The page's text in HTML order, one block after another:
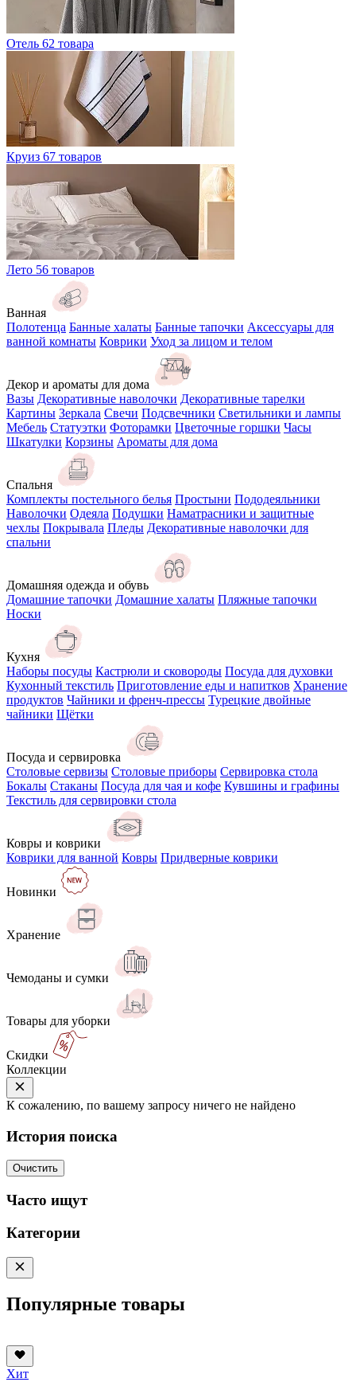
Отель 62 товара
Круиз 67 товаров
Лето 56 товаров
Ванная
Полотенца Банные халаты Банные тапочки Аксессуары для
ванной комнаты Коврики Уход за лицом и телом
Декор и ароматы для дома
Вазы Декоративные наволочки Декоративные тарелки
Картины Зеркала Свечи Подсвечники Светильники и лампы
Мебель Статуэтки Фоторамки Цветочные горшки Часы
Шкатулки Корзины Ароматы для дома
Спальня
Комплекты постельного белья Простыни Пододеяльники
Наволочки Одеяла Подушки Наматрасники и защитные
чехлы Покрывала Пледы Декоративные наволочки для
спальни
Домашняя одежда и обувь
Домашние тапочки Домашние халаты Пляжные тапочки
Носки
Кухня
Наборы посуды Кастрюли и сковороды Посуда для духовки
Кухонный текстиль Приготовление еды и напитков Хранение
продуктов Чайники и френч-прессы Турецкие двойные
чайники Щётки
Посуда и сервировка
Столовые сервизы Столовые приборы Сервировка стола
Бокалы Стаканы Посуда для чая и кофе Кувшины и графины
Текстиль для сервировки стола
Ковры и коврики
Коврики для ванной Ковры Придверные коврики
Новинки
Хранение
Чемоданы и сумки
Товары для уборки
Скидки
Коллекции
К сожалению, по вашему запросу ничего не найдено
История поиска
Очистить
Часто ищут
Категории
Популярные товары
Хит